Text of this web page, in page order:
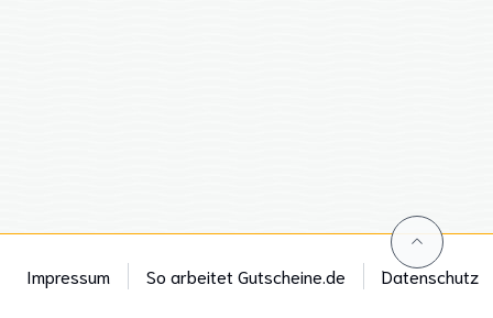
Impressum So arbeitet Gutscheine.de Datenschutz